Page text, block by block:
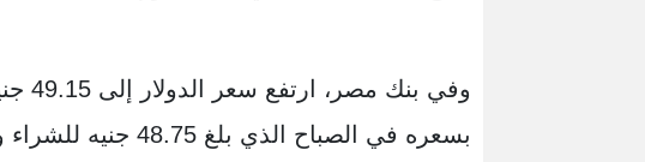
بسعره في الصباح الذي بلغ 48.75 جنيه للشراء و 48.85 جنيه للبيع.